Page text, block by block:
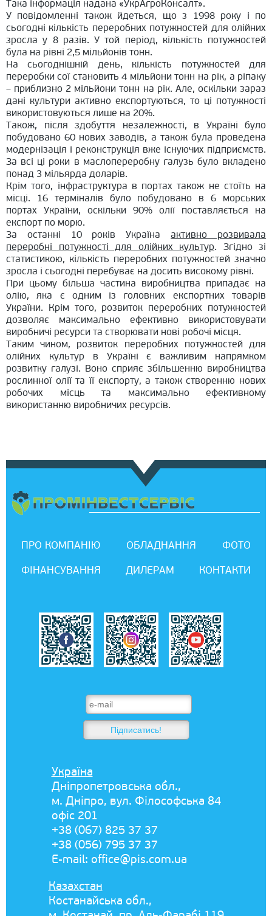
Така інформація надана «УкрАгроКонсалт».
У повідомленні також йдеться, що з 1998 року і по
сьогодні кількість переробних потужностей для олійних
зросла у 8 разів. У той період, кількість потужностей
була на рівні 2,5 мільйонів тонн.
На сьогоднішній день, кількість потужностей для
переробки сої становить 4 мільйони тонн на рік, а ріпаку
– приблизно 2 мільйони тонн на рік. Але, оскільки зараз
дані культури активно експортуються, то ці потужності
використовуються лише на 20%.
Також, після здобуття незалежності, в Україні було
побудовано 60 нових заводів, а також була проведена
модернізація і реконструкція вже існуючих підприємств.
За всі ці роки в маслопереробну галузь було вкладено
понад 3 мільярда доларів.
Крім того, інфраструктура в портах також не стоїть на
місці. 16 терміналів було побудовано в 6 морських
портах України, оскільки 90% олії поставляється на
експорт по морю.
За останні 10 років Українаактивно розвивала
переробні потужності для олійних культур. Згідно зі
статистикою, кількість переробних потужностей значно
зросла і сьогодні перебуває на досить високому рівні.
При цьому більша частина виробництва припадає на
олію, яка є одним із головних експортних товарів
України. Крім того, розвиток переробних потужностей
дозволяє максимально ефективно використовувати
виробничі ресурси та створювати нові робочі місця.
Таким чином, розвиток переробних потужностей для
олійних культур в Україні є важливим напрямком
розвитку галузі. Воно сприяє збільшенню виробництва
рослинної олії та її експорту, а також створенню нових
робочих місць та максимально ефективному
використанню виробничих ресурсів.
ПРО КОМПАНІЮ ОБЛАДНАННЯ
ФОТО
ФІНАНСУВАННЯ
ДИЛЕРАМ КОНТАКТИ
Україна
Дніпропетровська обл.,
м. Дніпро, вул. Філософська 84
офіс 201
+38 (067) 825 37 37
+38 (056) 795 37 37
E-mail: office@pis.com.ua
Казахстан
Костанайська обл.,